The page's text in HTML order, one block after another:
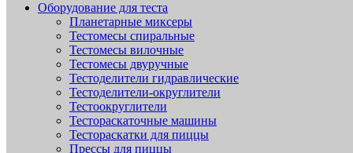
Оборудование для теста
Планетарные миксеры
Тестомесы спиральные
Тестомесы вилочные
Тестомесы двуручные
Тестоделители гидравлические
Тестоделители-округлители
Тестоокруглители
Тестораскаточные машины
Тестораскатки для пиццы
Прессы для пиццы